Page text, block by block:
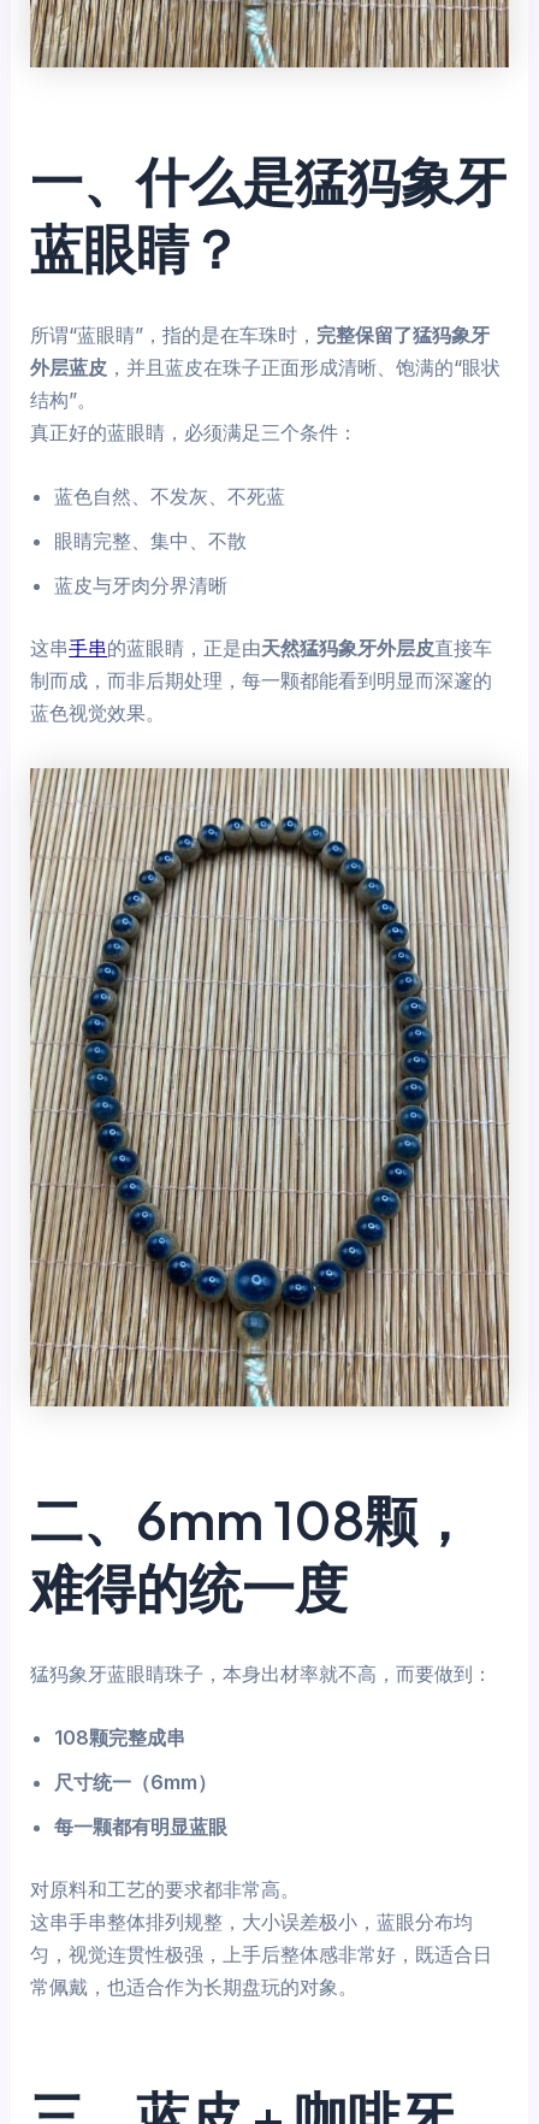
一、什么是猛犸象牙
蓝眼睛？
所谓“蓝眼睛”，指的是在车珠时， 完整保留了猛犸象牙
外层蓝皮 ，并且蓝皮在珠子正面形成清晰、饱满的“眼状
结构”。
真正好的蓝眼睛，必须满足三个条件：
蓝色自然、不发灰、不死蓝
眼睛完整、集中、不散
蓝皮与牙肉分界清晰
这串手串的蓝眼睛，正是由天然猛犸象牙外层皮直接车
制而成，而非后期处理，每一颗都能看到明显而深邃的
蓝色视觉效果。
二、6mm 108颗，
难得的统一度
猛犸象牙蓝眼睛珠子，本身出材率就不高，而要做到：
108颗完整成串
尺寸统一（6mm）
每一颗都有明显蓝眼
对原料和工艺的要求都非常高。
这串手串整体排列规整，大小误差极小，蓝眼分布均
匀，视觉连贯性极强，上手后整体感非常好，既适合日
常佩戴，也适合作为长期盘玩的对象。